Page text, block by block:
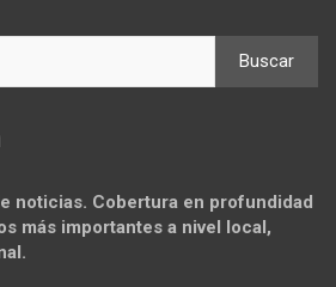
Buscar
noticias. Cobertura en profundidad
más importantes a nivel local,